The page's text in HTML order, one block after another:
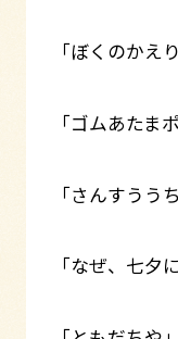
「ぼくのかえ
「ゴムあたま
「さんすうう
「なぜ、七夕